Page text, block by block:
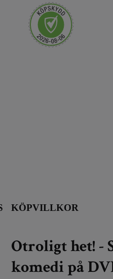
KÖPVILLKOR
Otroligt het! -
komedi på